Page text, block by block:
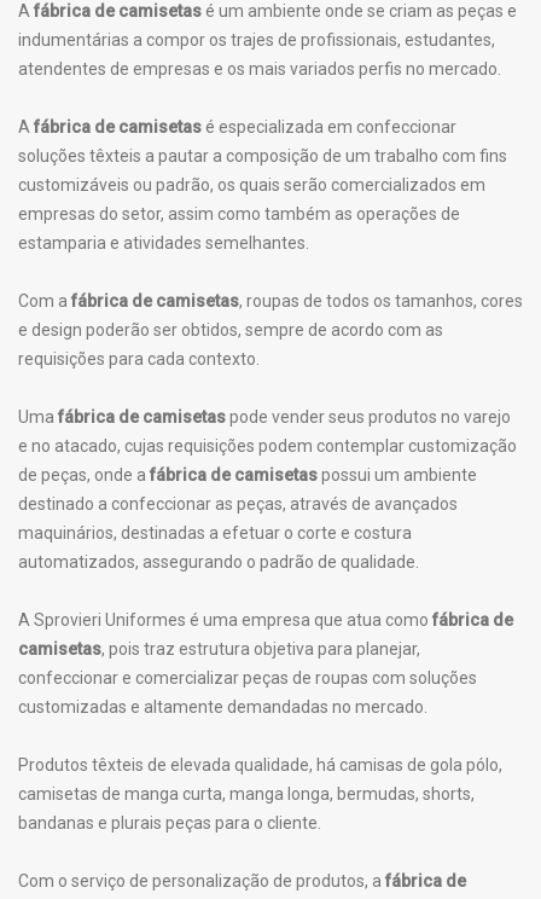
A fábrica de camisetasé um ambiente onde se criam as peças e
indumentárias a compor os trajes de profissionais, estudantes,
atendentes de empresas e os mais variados perfis no mercado.
A fábrica de camisetasé especializada em confeccionar
soluções têxteis a pautar a composição de um trabalho com fins
customizáveis ou padrão, os quais serão comercializados em
empresas do setor, assim como também as operações de
estamparia e atividades semelhantes.
Com a fábrica de camisetas, roupas de todos os tamanhos, cores
e design poderão ser obtidos, sempre de acordo com as
requisições para cada contexto.
Uma fábrica de camisetaspode vender seus produtos no varejo
e no atacado, cujas requisições podem contemplar customização
de peças, onde a fábrica de camisetaspossui um ambiente
destinado a confeccionar as peças, através de avançados
maquinários, destinadas a efetuar o corte e costura
automatizados, assegurando o padrão de qualidade.
A Sprovieri Uniformes é uma empresa que atua como fábrica de
camisetas, pois traz estrutura objetiva para planejar,
confeccionar e comercializar peças de roupas com soluções
customizadas e altamente demandadas no mercado.
Produtos têxteis de elevada qualidade, há camisas de gola pólo,
camisetas de manga curta, manga longa, bermudas, shorts,
bandanas e plurais peças para o cliente.
Com o serviço de personalização de produtos, a fábrica de